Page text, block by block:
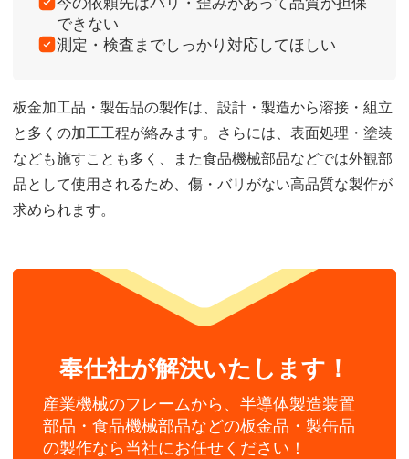
できない
測定・検査までしっかり対応してほしい
板金加工品・製缶品の製作は、設計・製造から溶接・組立
と多くの加工工程が絡みます。さらには、表面処理・塗装
なども施すことも多く、また食品機械部品などでは外観部
品として使用されるため、傷・バリがない高品質な製作が
求められます。
奉仕社が解決いたします！
産業機械のフレームから、半導体製造装置
部品・食品機械部品などの板金品・製缶品
の製作なら当社にお任せください！